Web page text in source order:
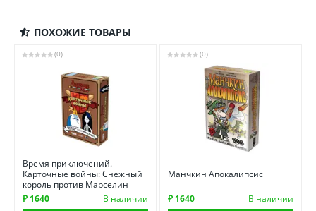
ПОХОЖИЕ ТОВАРЫ
(0)
Время приключений.
Карточные войны: Снежный
король против Марселин
₽ 1640
В наличии
(0)
Манчкин Апокалипсис
₽ 1640
В наличии